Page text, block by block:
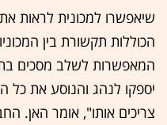
שיאפשרו למכונית לראות
הכוללות תקשורת בין
המאפשרות לשלב מסכים
יספקו לנהג והנוסע את כל
צריכים אותו", אומר האן.